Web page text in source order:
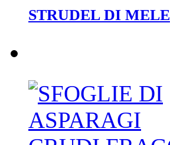
STRUDEL DI MELE